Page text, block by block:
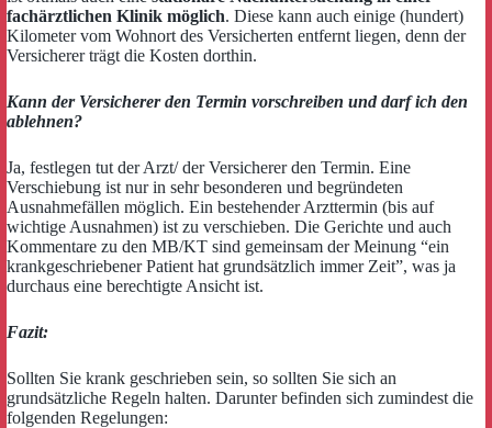
fachärztlichen Klinik möglich. Diese kann auch einige (hundert)
Kilometer vom Wohnort des Versicherten entfernt liegen, denn der
Versicherer trägt die Kosten dorthin.
Kann der Versicherer den Termin vorschreiben und darf ich den
ablehnen?
Ja, festlegen tut der Arzt/ der Versicherer den Termin. Eine
Verschiebung ist nur in sehr besonderen und begründeten
Ausnahmefällen möglich. Ein bestehender Arzttermin (bis auf
wichtige Ausnahmen) ist zu verschieben. Die Gerichte und auch
Kommentare zu den MB/KT sind gemeinsam der Meinung “ein
krankgeschriebener Patient hat grundsätzlich immer Zeit”, was ja
durchaus eine berechtigte Ansicht ist.
Fazit:
Sollten Sie krank geschrieben sein, so sollten Sie sich an
grundsätzliche Regeln halten. Darunter befinden sich zumindest die
folgenden Regelungen: